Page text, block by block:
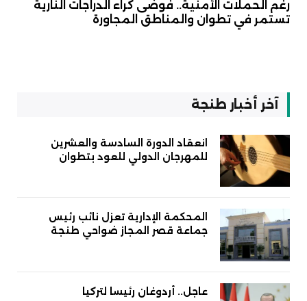
رغم الحملات الأمنية.. فوضى كراء الدراجات النارية
تستمر في تطوان والمناطق المجاورة
آخر أخبار طنجة
انعقاد الدورة السادسة والعشرين
للمهرجان الدولي للعود بتطوان
المحكمة الإدارية تعزل نائب رئيس
جماعة قصر المجاز ضواحي طنجة
عاجل.. أردوغان رئيسا لتركيا